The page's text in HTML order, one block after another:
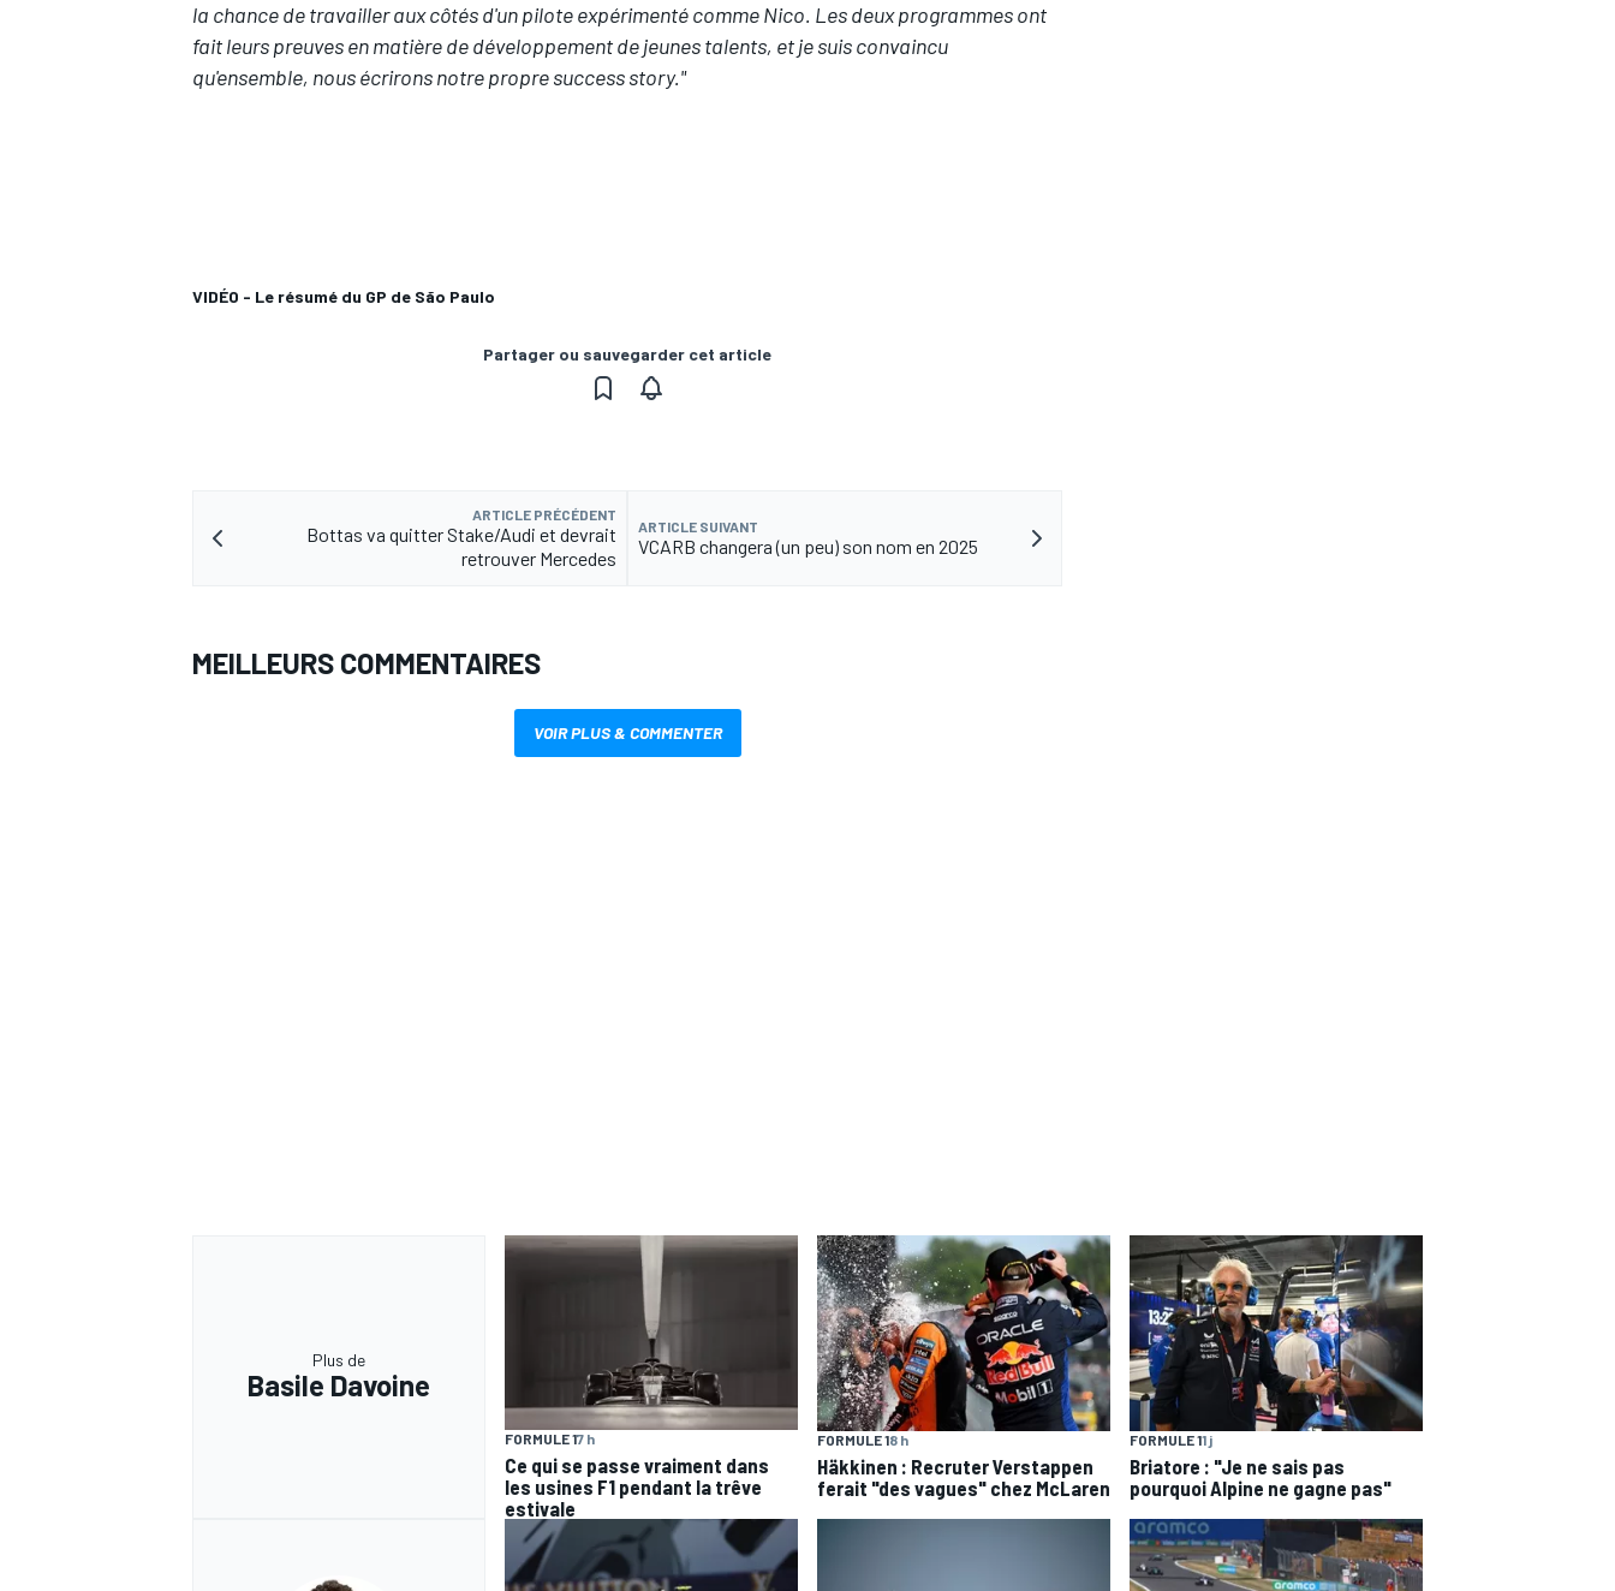
la chance de travailler aux côtés d'un pilote expérimenté comme Nico. Les deux programmes ont
fait leurs preuves en matière de développement de jeunes talents, et je suis convaincu
qu'ensemble, nous écrirons notre propre success story."
VIDÉO - Le résumé du GP de São Paulo
Partager ou sauvegarder cet article
ARTICLE PRÉCÉDENT
Bottas va quitter Stake/Audi et devrait
retrouver Mercedes
ARTICLE SUIVANT
VCARB changera (un peu) son nom en 2025
MEILLEURS COMMENTAIRES
VOIR PLUS & COMMENTER
Plus de
Basile Davoine
FORMULE 17 h
Ce qui se passe vraiment dans
les usines F1 pendant la trêve
estivale
FORMULE 18 h
Häkkinen : Recruter Verstappen
ferait "des vagues" chez McLaren
FORMULE 11 j
Briatore : "Je ne sais pas
pourquoi Alpine ne gagne pas"